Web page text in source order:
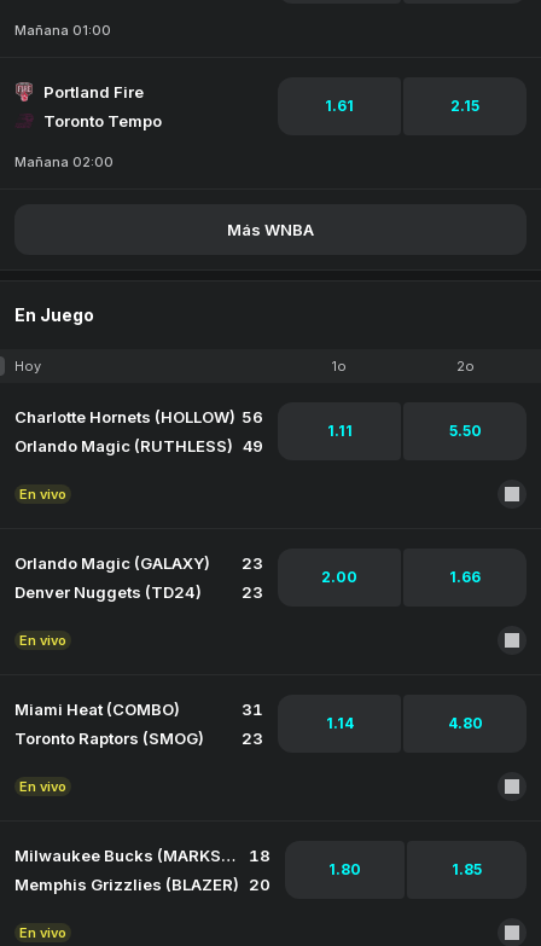
Mañana 01:00
Portland Fire
Toronto Tempo
1.61 2.15
Mañana 02:00
Más WNBA
En Juego
Hoy 1o 2o
Charlotte Hornets (HOLLOW) 56
Orlando Magic (RUTHLESS) 49
1.11 5.50
En vivo
Orlando Magic (GALAXY)
23
Denver Nuggets (TD24)
23
2.00 1.66
En vivo
Miami Heat (COMBO)
31
Toronto Raptors (SMOG)
23
1.14 4.80
En vivo
Milwaukee Bucks (MARKSMAN)
18
Memphis Grizzlies (BLAZER)
20
1.80 1.85
En vivo